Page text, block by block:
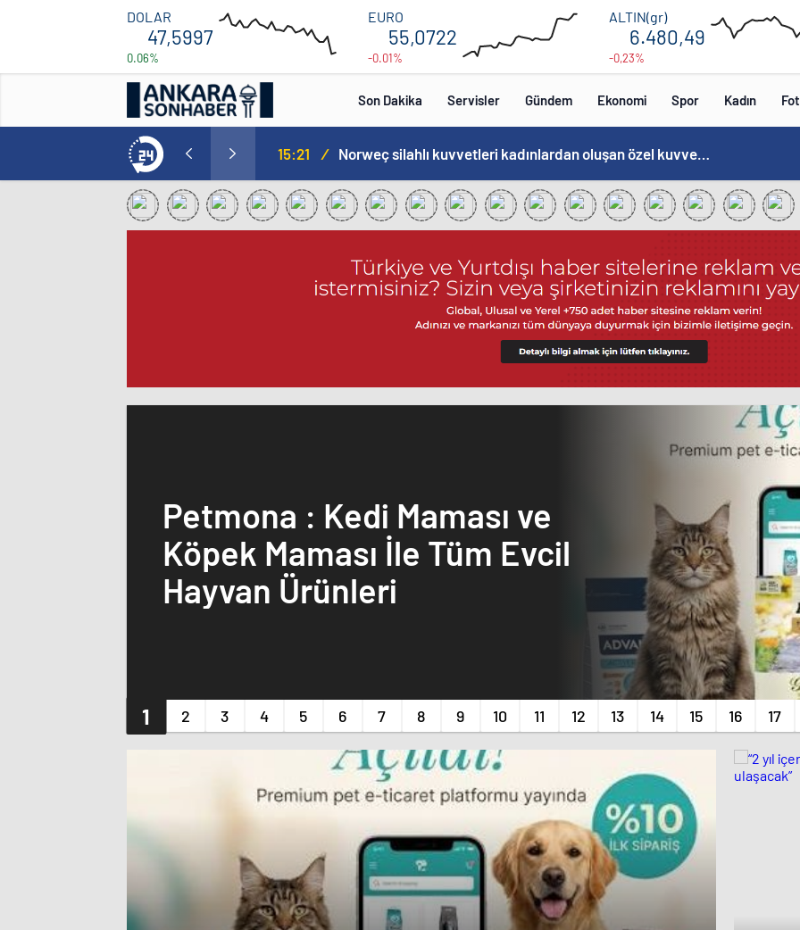
DOLAR
47,5997
0.06%
12:00 16:00
EURO
55,0722
-0.01%
00:00 00:00
ALTIN(gr)
6.480,49
-0,23%
12:00
Son Dakika Servisler Gündem Ekonomi Spor Kadın
Tam 5 futbolcu…. 15:21 / Norweç silahlı kuvvetleri kadınlardan oluşan özel kuvvetler eğitimlerini başlattı.
Petmona : Kedi Maması ve
Köpek Maması İle Tüm Evcil
Hayvan Ürünleri